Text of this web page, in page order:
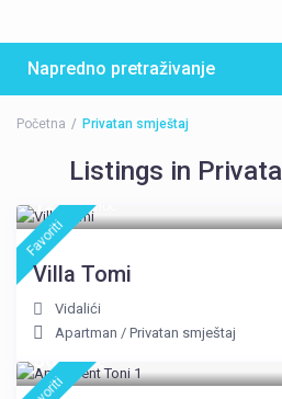
Napredno pretraživanje
Početna Privatan smještaj
Listings in
120 €/noć
Favoriti
Villa Tomi
Vidalići
Apartman /Privatan smještaj
50 €/noć